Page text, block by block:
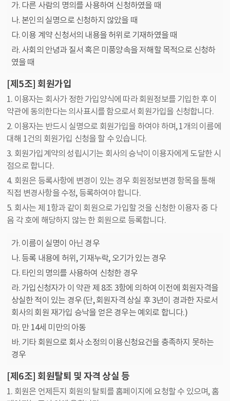
가. 다른 사람의 명의를 사용하여 신청하였을 때
나. 본인의 실명으로 신청하지 않았을 때
다. 이용 계약 신청서의 내용을 허위로 기재하였을 때
라. 사회의 안녕과 질서 혹은 미풍양속을 저해할 목적으로 신청하
였을 때
[제5조] 회원가입
1. 이용자는 회사가 정한 가입양식에 따라 회원정보를 기입한 후 이
약관에 동의한다는 의사표시를 함으로서 회원가입을 신청합니다.
2. 이용자는 반드시 실명으로 회원가입을 하여야 하며, 1개의 이름에
대해 1건의 회원가입 신청을 할 수 있습니다.
3. 회원가입계약의 성립시기는 회사의 승낙이 이용자에게 도달한 시
점으로 합니다.
4. 회원은 등록사항에 변경이 있는 경우 회원정보변경 항목을 통해
직접 변경사항을 수정, 등록하여야 합니다.
5. 회사는 제 1항과 같이 회원으로 가입할 것을 신청한 이용자 중 다
음 각 호에 해당하지 않는 한 회원으로 등록합니다.
가. 이름이 실명이 아닌 경우
나. 등록 내용에 허위, 기재누락, 오기가 있는 경우
다. 타인의 명의를 사용하여 신청한 경우
라. 가입신청자가 이 약관 제 8조 3항에 의하여 이전에 회원자격을
상실한 적이 있는 경우 (단, 회원자격 상실 후 3년이 경과한 자로서
회사의 회원 재가입 승낙을 얻은 경우는 예외로 합니다.)
마. 만 14세 미만의 아동
바. 기타 회원으로 회사 소정의 이용신청요건을 충족하지 못하는
경우
[제6조] 회원탈퇴 및 자격 상실 등
1. 회원은 언제든지 회원의 탈퇴를 홈페이지에 요청할 수 있으며, 홈